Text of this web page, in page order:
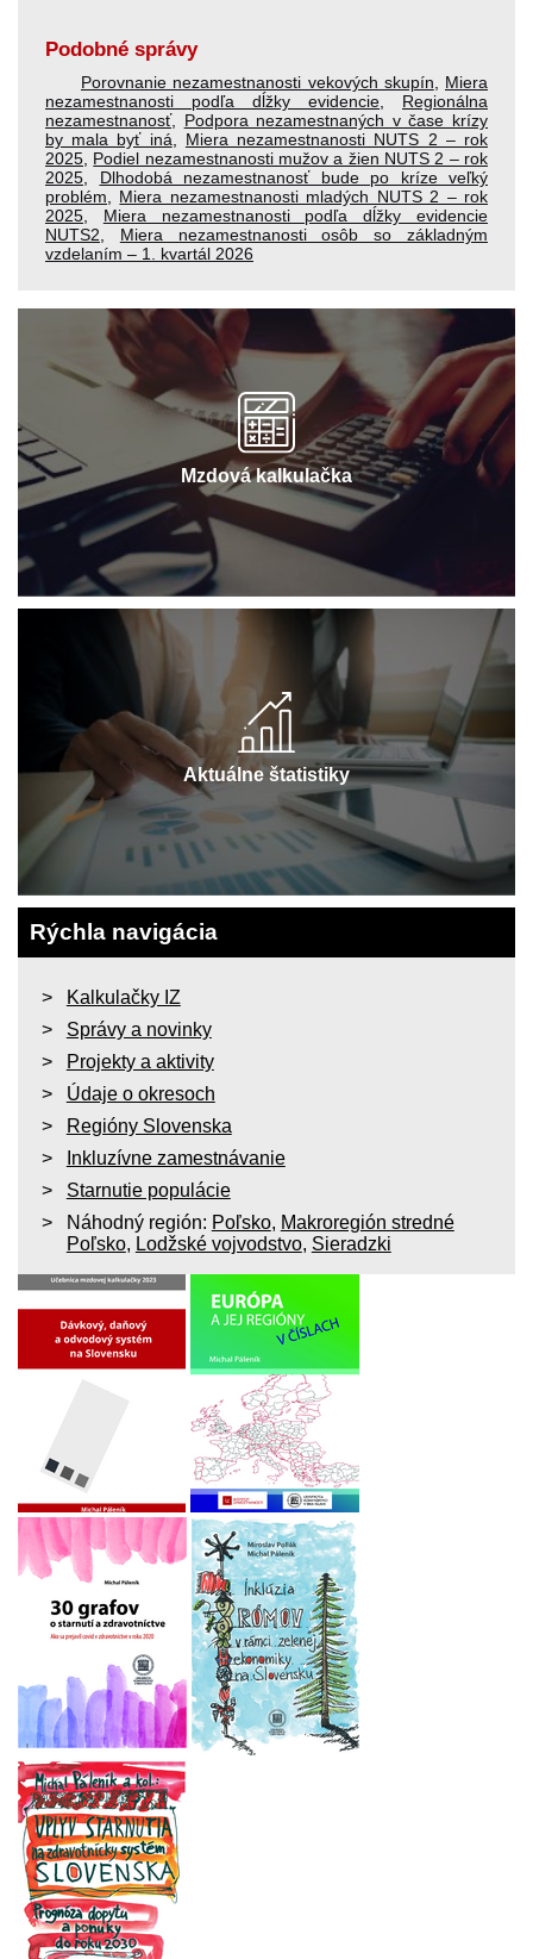
Podobné správy
Porovnanie nezamestnanosti vekových skupín
Miera
nezamestnanosti podľa dĺžky evidencie
Regionálna
nezamestnanosť, Podpora nezamestnaných v čase krízy
by mala byť iná
Miera nezamestnanosti NUTS 2 – rok
2025 Podiel nezamestnanosti mužov a žien NUTS 2 – rok
2025
Dlhodobá nezamestnanosť bude po kríze veľký
problém
Miera nezamestnanosti mladých NUTS 2 – rok
2025
Miera nezamestnanosti podľa dĺžky evidencie
NUTS2
Miera nezamestnanosti osôb so základným
vzdelaním – 1. kvartál 2026
Mzdová kalkulačka
Aktuálne štatistiky
Rýchla navigácia
Kalkulačky IZ
Správy a novinky
Projekty a aktivity
Údaje o okresoch
Regióny Slovenska
Inkluzívne zamestnávanie
Starnutie populácie
Náhodný región: Poľsko, Makroregión stredné
Poľsko, Lodžské vojvodstvo, Sieradzki